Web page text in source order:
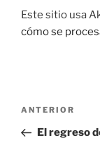
Este sitio usa
cómo se
Navegación
entradas
Entrada
anterior:
ANTERIOR
El regreso